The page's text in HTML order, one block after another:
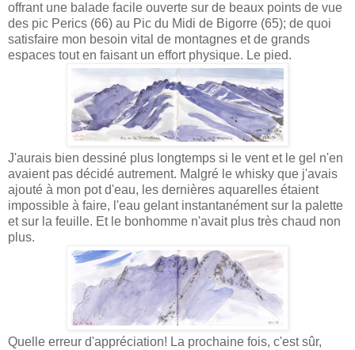
offrant une balade facile ouverte sur de beaux points de vue
des pic Perics (66) au Pic du Midi de Bigorre (65); de quoi
satisfaire mon besoin vital de montagnes et de grands
espaces tout en faisant un effort physique. Le pied.
J'aurais bien dessiné plus longtemps si le vent et le gel n'en
avaient pas décidé autrement. Malgré le whisky que j'avais
ajouté à mon pot d'eau, les dernières aquarelles étaient
impossible à faire, l'eau gelant instantanément sur la palette
et sur la feuille. Et le bonhomme n'avait plus très chaud non
plus.
Quelle erreur d'appréciation! La prochaine fois, c'est sûr,